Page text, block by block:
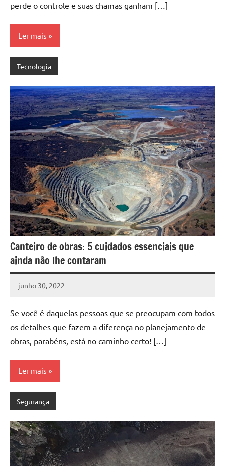
perde o controle e suas chamas ganham […]
Ler mais
Tecnologia
Canteiro de obras: 5 cuidados essenciais que
ainda não lhe contaram
junho 30, 2022
DafoBrasil
Nenhum
Se você é daquelas pessoas que se preocupam com todos
os detalhes que fazem a diferença no planejamento de
obras, parabéns, está no caminho certo! […]
Ler mais
Segurança